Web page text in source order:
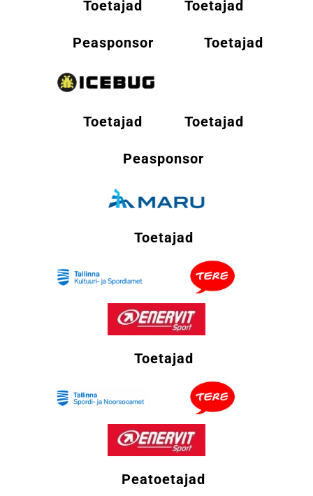
Toetajad Toetajad
Peasponsor Toetajad
Toetajad Toetajad
Peasponsor
Toetajad
Toetajad
Peatoetajad